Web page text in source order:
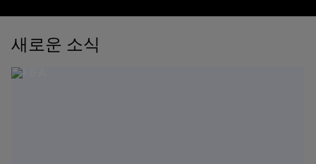
새로운 소식